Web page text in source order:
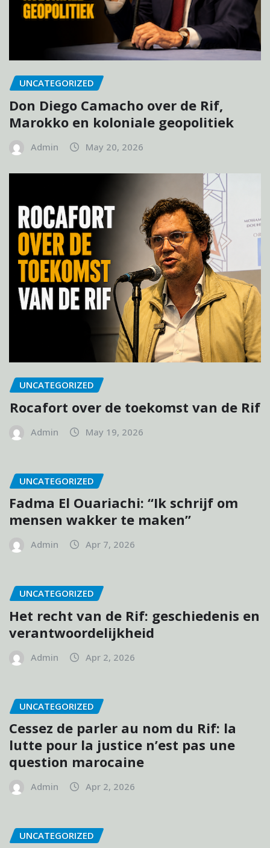
UNCATEGORIZED
Don Diego Camacho over de Rif,
Marokko en koloniale geopolitiek
Admin May 20, 2026
UNCATEGORIZED
Rocafort over de toekomst van de Rif
Admin May 19, 2026
UNCATEGORIZED
Fadma El Ouariachi: “Ik schrijf om
mensen wakker te maken”
Admin Apr 7, 2026
UNCATEGORIZED
Het recht van de Rif: geschiedenis en
verantwoordelijkheid
Admin Apr 2, 2026
UNCATEGORIZED
Cessez de parler au nom du Rif: la
lutte pour la justice n’est pas une
question marocaine
Admin Apr 2, 2026
UNCATEGORIZED